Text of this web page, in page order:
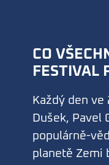
CO
FESTIVAL
Každý den
Dušek, Pavel
populárně-
planetě Zemi